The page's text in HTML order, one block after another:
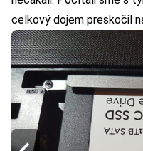
celkový dojem preskočil